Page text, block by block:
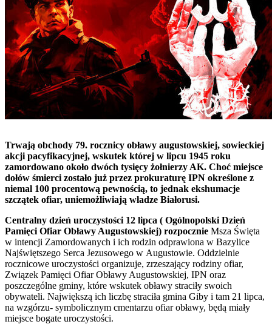
Trwają obchody 79. rocznicy obławy augustowskiej, sowieckiej
akcji pacyfikacyjnej, wskutek której w lipcu 1945 roku
zamordowano około dwóch tysięcy żołnierzy AK. Choć miejsce
dołów śmierci zostało już przez prokuraturę IPN określone z
niemal 100 procentową pewnością, to jednak ekshumacje
szczątek ofiar, uniemożliwiają władze Białorusi.
Centralny dzień uroczystości 12 lipca ( Ogólnopolski Dzień
Pamięci Ofiar Obławy Augustowskiej) rozpocznie Msza Święta
w intencji Zamordowanych i ich rodzin odprawiona w Bazylice
Najświętszego Serca Jezusowego w Augustowie. Oddzielnie
rocznicowe uroczystości organizuje, zrzeszający rodziny ofiar,
Związek Pamięci Ofiar Obławy Augustowskiej, IPN oraz
poszczególne gminy, które wskutek obławy straciły swoich
obywateli. Największą ich liczbę straciła gmina Giby i tam 21 lipca,
na wzgórzu- symbolicznym cmentarzu ofiar obławy, będą miały
miejsce bogate uroczystości.